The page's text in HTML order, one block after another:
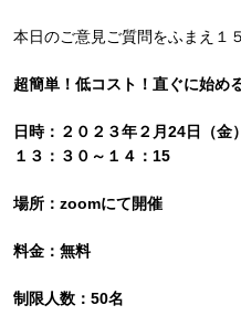
本日のご意見ご質問をふまえ１
超簡単！低コスト！直ぐに始め
日時：２０２３年２月24日（金）
１３：３０～１４：15
場所：zoomにて開催
料金：無料
制限人数：50名